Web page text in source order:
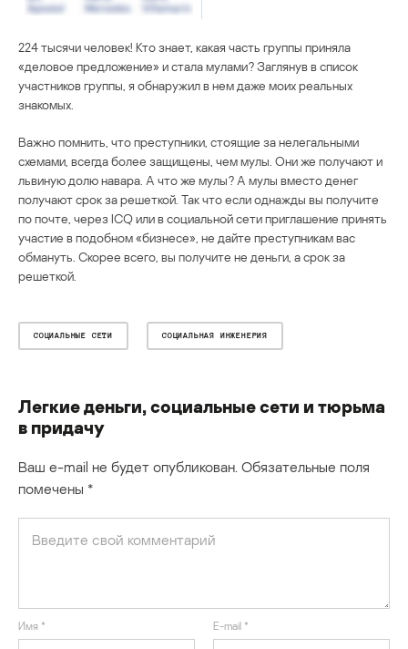
224 тысячи человек! Кто знает, какая часть группы приняла
«деловое предложение» и стала мулами? Заглянув в список
участников группы, я обнаружил в нем даже моих реальных
знакомых.
Важно помнить, что преступники, стоящие за нелегальными
схемами, всегда более защищены, чем мулы. Они же получают и
львиную долю навара. А что же мулы? А мулы вместо денег
получают срок за решеткой. Так что если однажды вы получите
по почте, через ICQ или в социальной сети приглашение принять
участие в подобном «бизнесе», не дайте преступникам вас
обмануть. Скорее всего, вы получите не деньги, а срок за
решеткой.
СОЦИАЛЬНЫЕ СЕТИ СОЦИАЛЬНАЯ ИНЖЕНЕРИЯ
Легкие деньги, социальные сети и тюрьма
в придачу
Ваш e-mail не будет опубликован. Обязательные поля
помечены *
Имя * E-mail *